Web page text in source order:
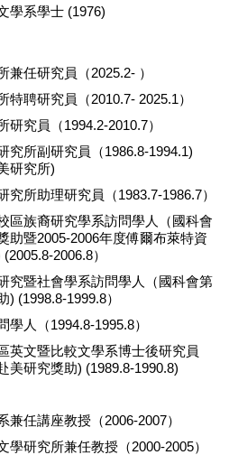
學系學士 (1976)
任研究員（2025.2- ）
聘研究員（2010.7- 2025.1）
究員（1994.2-2010.7）
究所副研究員（1986.8-1994.1)
研究所)
所助理研究員（1983.7-1986.7）
區族裔研究學系訪問學人（國科會
助暨2005-2006年度傅爾布萊特資
2006.8）
究暨社會學系訪問學人（國科會第
(1998.8-1999.8）
人（1994.8-1995.8）
英文暨比較文學系博士後研究員
美研究獎助) (1989.8-1990.8)
任講座教授（2006-2007）
學研究所兼任教授（2000-2005）